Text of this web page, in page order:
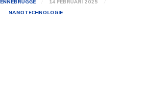
14 FEBRUARI 2025
NANOTECHNOLOGIE